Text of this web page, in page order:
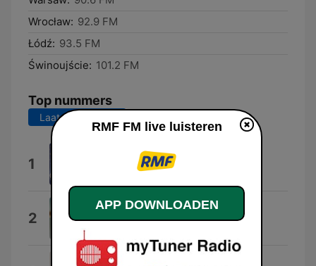
Wrocław: 92.9 FM
Łódź: 93.5 FM
Świnoujście: 101.2 FM
Top nummers
Laatste 7 dagen
1 Dai Dai Dai
2 !H.A.P.P.Y!
RMF FM live luisteren
APP DOWNLOADEN